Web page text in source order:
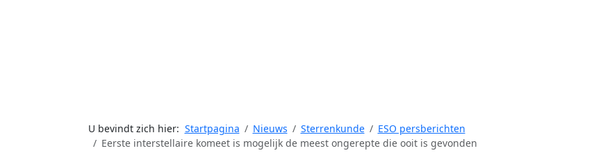
U bevindt zich hier: Startpagina Nieuws Sterrenkunde
ESO persberichten
Eerste interstellaire komeet is mogelijk de meest ongerepte die ooit is gevonden